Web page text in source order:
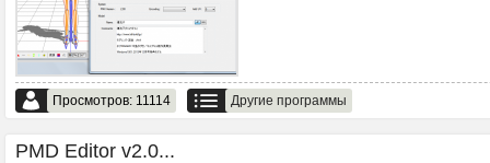
Просмотров: 11114 Другие программы
PMD Editor v2.0...